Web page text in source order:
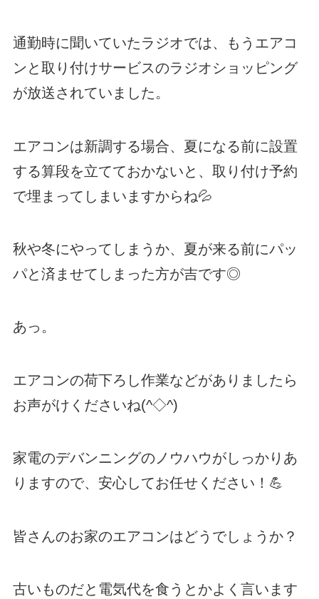
通勤時に聞いていたラジオでは、もうエアコ
ンと取り付けサービスのラジオショッピング
が放送されていました。
エアコンは新調する場合、夏になる前に設置
する算段を立てておかないと、取り付け予約
で埋まってしまいますからね💦
秋や冬にやってしまうか、夏が来る前にパッ
パと済ませてしまった方が吉です◎
あっ。
エアコンの荷下ろし作業などがありましたら
お声がけくださいね(^◇^)ゞ
家電のデバンニングのノウハウがしっかりあ
りますので、安心してお任せください！💪
皆さんのお家のエアコンはどうでしょうか？
古いものだと電気代を食うとかよく言います